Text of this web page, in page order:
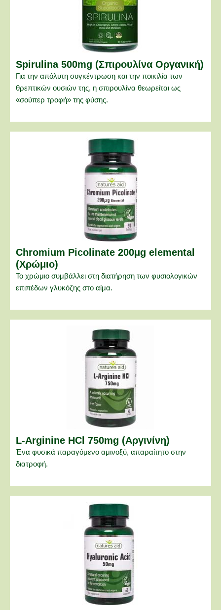
Spirulina 500mg (Σπιρουλίνα Οργανική)
Για την απόλυτη συγκέντρωση και την ποικιλία των
θρεπτικών ουσιών της, η σπιρουλίνα θεωρείται ως
«σούπερ τροφή» της φύσης.
Chromium Picolinate 200μg elemental
(Χρώμιο)
Το χρώμιο συμβάλλει στη διατήρηση των φυσιολογικών
επιπέδων γλυκόζης στο αίμα.
L-Arginine HCl 750mg (Αργινίνη)
Ένα φυσικά παραγόμενο αμινοξύ, απαραίτητο στην
διατροφή.